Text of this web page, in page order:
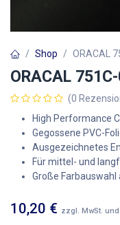
Shop ORACAL
ORACAL
(0
High Performance
Gegossene PVC-
Ausgezeichnetes
Für mittel- und
Große Farbauswahl
10,20 € zzgl. MwSt.